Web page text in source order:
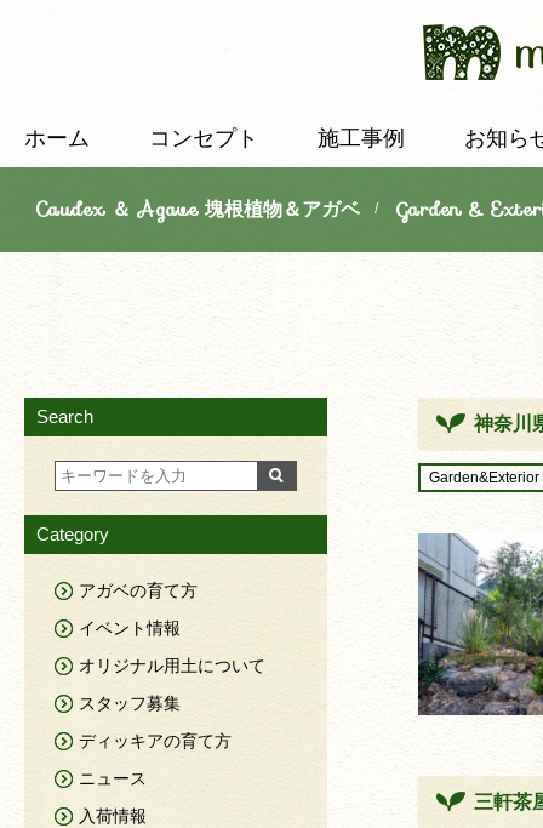
ホーム コンセプト 施工事例 お知ら
Caudex ＆ Agave 塊根植物＆アガベ/Garden &
神奈川
Garden&Exterior
三軒茶
Search
Category
アガベの育て方
イベント情報
オリジナル用土について
スタッフ募集
ディッキアの育て方
ニュース
入荷情報